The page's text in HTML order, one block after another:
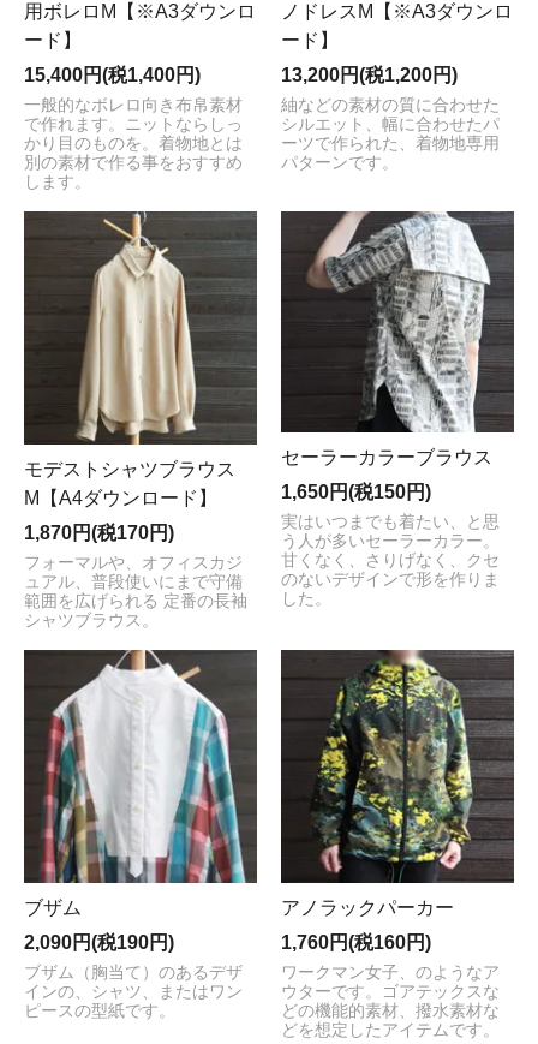
用ボレロM【※A3ダウンロ
ード】
15,400円(税1,400円)
一般的なボレロ向き布帛素材
で作れます。ニットならしっ
かり目のものを。着物地とは
別の素材で作る事をおすすめ
します。
ノドレスM【※A3ダウンロ
ード】
13,200円(税1,200円)
紬などの素材の質に合わせた
シルエット、幅に合わせたパ
ーツで作られた、着物地専用
パターンです。
モデストシャツブラウス
M【A4ダウンロード】
1,870円(税170円)
フォーマルや、オフィスカジ
ュアル、普段使いにまで守備
範囲を広げられる 定番の長袖
シャツブラウス。
セーラーカラーブラウス
1,650円(税150円)
実はいつまでも着たい、と思
う人が多いセーラーカラー。
甘くなく、さりげなく、クセ
のないデザインで形を作りま
した。
ブザム
2,090円(税190円)
ブザム（胸当て）のあるデザ
インの、シャツ、またはワン
ピースの型紙です。
アノラックパーカー
1,760円(税160円)
ワークマン女子、のようなア
ウターです。ゴアテックスな
どの機能的素材、撥水素材な
どを想定したアイテムです。